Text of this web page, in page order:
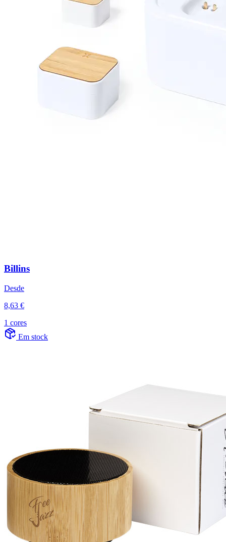
Billins
Desde
8,63 €
1 cores
Em stock